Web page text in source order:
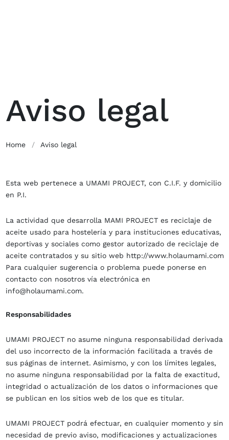
Aviso legal
Home / Aviso legal
Esta web pertenece a UMAMI PROJECT, con C.I.F. y domicilio
en P.I.
La actividad que desarrolla MAMI PROJECT es reciclaje de
aceite usado para hostelería y para instituciones educativas,
deportivas y sociales como gestor autorizado de reciclaje de
aceite contratados y su sitio web http://www.holaumami.com
Para cualquier sugerencia o problema puede ponerse en
contacto con nosotros vía electrónica en
info@holaumami.com.
Responsabilidades
UMAMI PROJECT no asume ninguna responsabilidad derivada
del uso incorrecto de la información facilitada a través de
sus páginas de internet. Asimismo, y con los límites legales,
no asume ninguna responsabilidad por la falta de exactitud,
integridad o actualización de los datos o informaciones que
se publican en los sitios web de los que es titular.
UMAMI PROJECT podrá efectuar, en cualquier momento y sin
necesidad de previo aviso, modificaciones y actualizaciones